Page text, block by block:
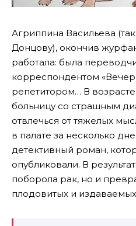
Агриппина Васильева
Донцову), окончив
работала: была
корреспондентом
репетитором… В
больницу со страшным
отвлечься от тяжелых
в палате за несколько
детективный роман,
опубликовали. В
поборола рак, но и
плодовитых и